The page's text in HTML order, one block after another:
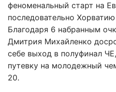
феноменальный старт на
последовательно
Благодаря 6 набранным
Дмитрия Михайленко
себе выход в полуфинал
путевку на молодежный
20.